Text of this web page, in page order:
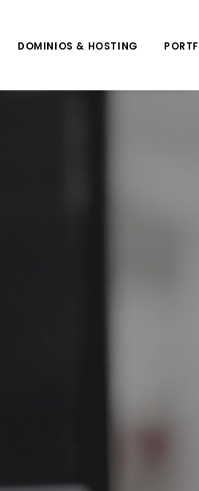
DOMINIOS & HOSTING